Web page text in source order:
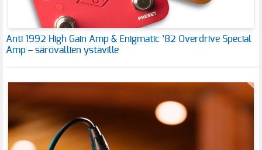
Anti 1992 High Gain Amp & Enigmatic ’82 Overdrive Special
Amp – särövallien ystäville